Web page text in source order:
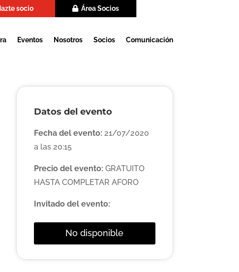
socio Área Socios
Eventos Nosotros Socios Comunicación
Datos del evento
Fecha del evento: 21/07/2020
a las 20:15
Precio del evento: GRATUITO
HASTA COMPLETAR AFORO
Invitado del evento:
No disponible